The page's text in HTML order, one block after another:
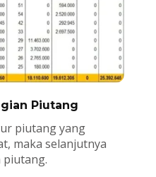
Piutang
piutang yang
maka selanjutnya